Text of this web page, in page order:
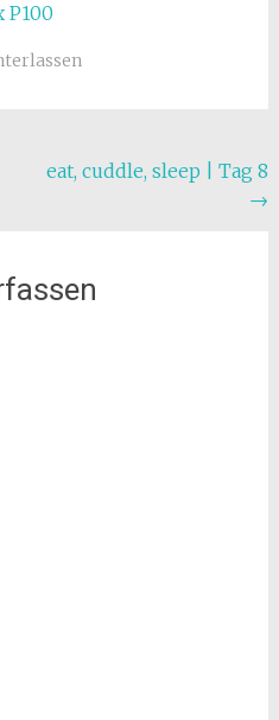
eat, cuddle, sleep | Tag 8
→